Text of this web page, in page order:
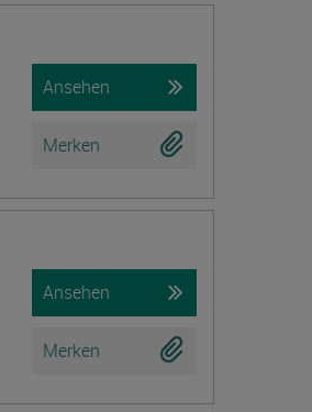
Ansehen
Merken
Ansehen
Merken